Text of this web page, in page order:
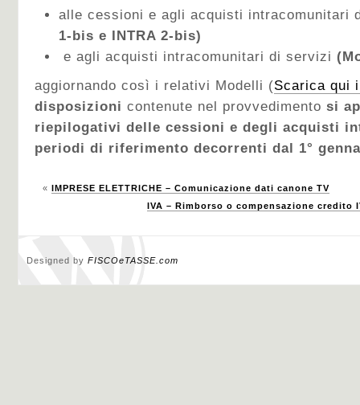
alle cessioni e agli acquisti intracomunitari
1-bis e INTRA 2-bis)
e agli acquisti intracomunitari di servizi
aggiornando così i relativi Modelli (Scarica qui
disposizioni contenute nel provvedimento si
riepilogativi delle cessioni e degli acquisti
periodi di riferimento decorrenti dal 1°
« IMPRESE ELETTRICHE – Comunicazione dati canone TV
IVA – Rimborso o compensazione credito
Designed by FISCOeTASSE.com